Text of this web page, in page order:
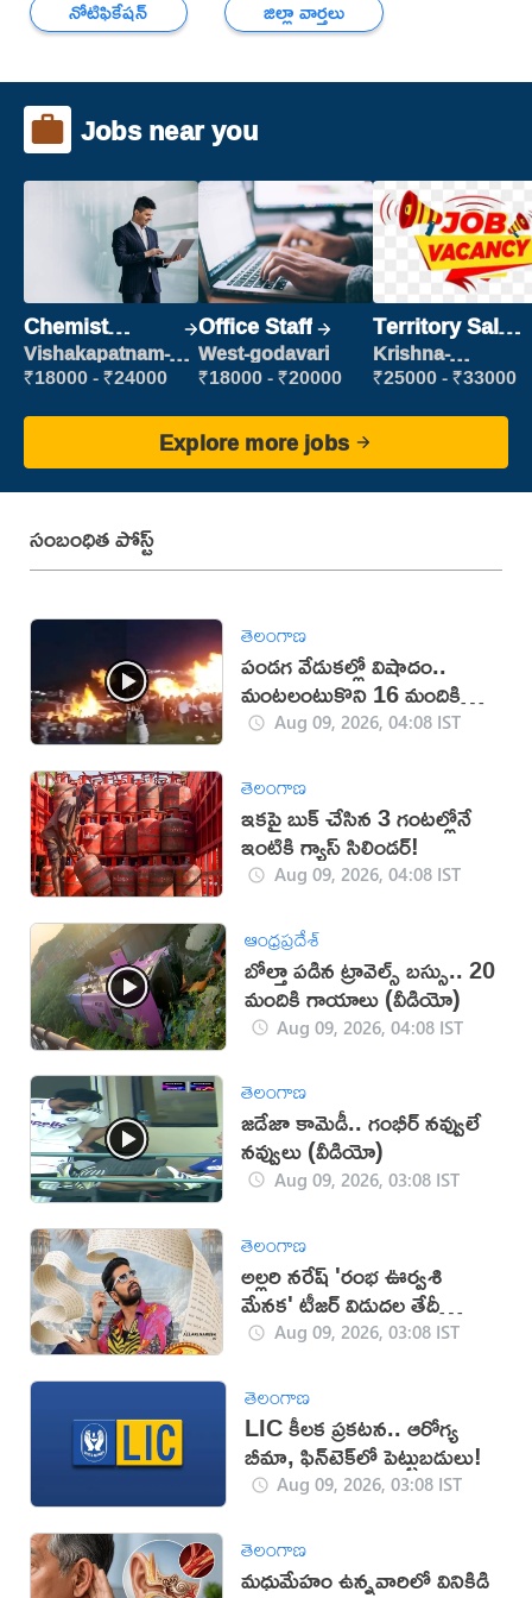
నోటిఫికేషన్ జిల్లా వార్తలు
Jobs near you
Chemist
Production
Executive
Vishakapatnam-
new
₹18000 - ₹24000
Office Staff
West-godavari
₹18000 - ₹20000
Territory Sales
Manager
Krishna-
vijayawada
₹25000 - ₹33000
Explore more jobs
సంబంధిత పోస్ట్
తెలంగాణ
పండగ వేడుకల్లో విషాదం..
మంటలంటుకొని 16 మందికి
గాయాలు (వీడియో)
Aug 09, 2026, 04:08 IST
తెలంగాణ
ఇకపై బుక్ చేసిన 3 గంటల్లోనే
ఇంటికి గ్యాస్ సిలిండర్!
Aug 09, 2026, 04:08 IST
ఆంధ్రప్రదేశ్
బోల్తా పడిన ట్రావెల్స్‌ బస్సు.. 20
మందికి గాయాలు (వీడియో)
Aug 09, 2026, 04:08 IST
తెలంగాణ
జడేజా కామెడీ.. గంభీర్ నవ్వులే
నవ్వులు (వీడియో)
Aug 09, 2026, 03:08 IST
తెలంగాణ
అల్లరి నరేష్ 'రంభ ఊర్వశి
మేనక' టీజర్ విడుదల తేదీ
ఖరారుAug 09, 2026, 03:08 IST
తెలంగాణ
LIC కీలక ప్రకటన.. ఆరోగ్య
బీమా, ఫిన్‌టెక్‌లో పెట్టుబడులు!
Aug 09, 2026, 03:08 IST
తెలంగాణ
మధుమేహం ఉన్నవారిలో వినికిడి